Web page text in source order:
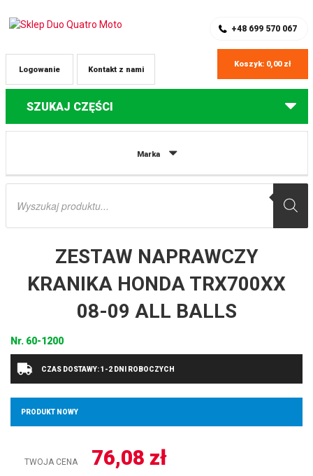
+48 699 570 067
Kontakt z nami
Logowanie
Koszyk: 0,00 zł
SZUKAJ CZĘŚCI
Marka
Wyszukiwarka
Części do quadów Honda
ZESTAW NAPRAWCZY
KRANIKA HONDA TRX700XX
08-09 ALL BALLS
Nr. 60-1200
CZAS DOSTAWY: 1-2 DNI ROBOCZYCH
PRODUKT NOWY
TWOJA CENA 76,08 zł